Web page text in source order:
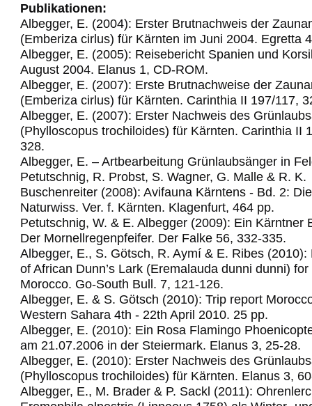
Publikationen:
Albegger, E. (2004): Erster Brutnachweis der
(Emberiza cirlus) für Kärnten im Juni 2004. Egretta
Albegger, E. (2005): Reisebericht Spanien und
August 2004. Elanus 1, CD-ROM.
Albegger, E. (2007): Erste Brutnachweise der
(Emberiza cirlus) für Kärnten. Carinthia II 197/117,
Albegger, E. (2007): Erster Nachweis des
(Phylloscopus trochiloides) für Kärnten. Carinthia II
328.
Albegger, E. – Artbearbeitung Grünlaubsänger in
Petutschnig, R. Probst, S. Wagner, G. Malle & R. K.
Buschenreiter (2008): Avifauna Kärntens - Bd. 2:
Naturwiss. Ver. f. Kärnten. Klagenfurt, 464 pp.
Petutschnig, W. & E. Albegger (2009): Ein Kärntner
Der Mornellregenpfeifer. Der Falke 56, 332-335.
Albegger, E., S. Götsch, R. Aymí & E. Ribes (2010):
of African Dunn’s Lark (Eremalauda dunni dunni) for
Morocco. Go-South Bull. 7, 121-126.
Albegger, E. & S. Götsch (2010): Trip report
Western Sahara 4th - 22th April 2010. 25 pp.
Albegger, E. (2010): Ein Rosa Flamingo
am 21.07.2006 in der Steiermark. Elanus 3, 25-28.
Albegger, E. (2010): Erster Nachweis des
(Phylloscopus trochiloides) für Kärnten. Elanus 3,
Albegger, E., M. Brader & P. Sackl (2011):